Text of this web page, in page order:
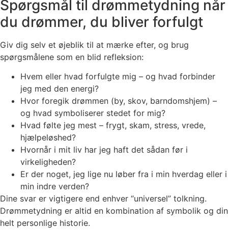
Spørgsmål til drømmetydning når
du drømmer, du bliver forfulgt
Giv dig selv et øjeblik til at mærke efter, og brug
spørgsmålene som en blid refleksion:
Hvem eller hvad forfulgte mig – og hvad forbinder
jeg med den energi?
Hvor foregik drømmen (by, skov, barndomshjem) –
og hvad symboliserer stedet for mig?
Hvad følte jeg mest – frygt, skam, stress, vrede,
hjælpeløshed?
Hvornår i mit liv har jeg haft det sådan før i
virkeligheden?
Er der noget, jeg lige nu løber fra i min hverdag eller i
min indre verden?
Dine svar er vigtigere end enhver “universel” tolkning.
Drømmetydning er altid en kombination af symbolik og din
helt personlige historie.